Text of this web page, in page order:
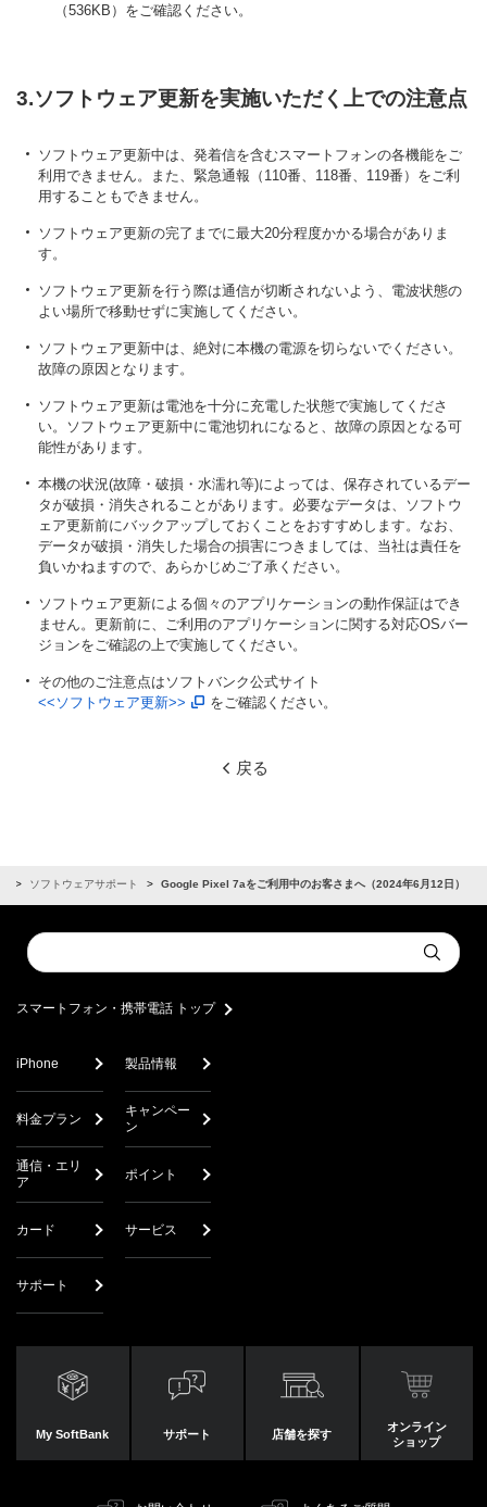
（536KB） をご確認ください。
3.ソフトウェア更新を実施いただく上での注意点
ソフトウェア更新中は、発着信を含むスマートフォンの各機能をご
利用できません。また、緊急通報（110番、118番、119番）をご利
用することもできません。
ソフトウェア更新の完了までに最大20分程度かかる場合がありま
す。
ソフトウェア更新を行う際は通信が切断されないよう、電波状態の
よい場所で移動せずに実施してください。
ソフトウェア更新中は、絶対に本機の電源を切らないでください。
故障の原因となります。
ソフトウェア更新は電池を十分に充電した状態で実施してくださ
い。ソフトウェア更新中に電池切れになると、故障の原因となる可
能性があります。
本機の状況(故障・破損・水濡れ等)によっては、保存されているデー
タが破損・消失されることがあります。必要なデータは、ソフトウ
ェア更新前にバックアップしておくことをおすすめします。なお、
データが破損・消失した場合の損害につきましては、当社は責任を
負いかねますので、あらかじめご了承ください。
ソフトウェア更新による個々のアプリケーションの動作保証はでき
ません。更新前に、ご利用のアプリケーションに関する対応OSバー
ジョンをご確認の上で実施してください。
その他のご注意点はソフトバンク公式サイト
<<ソフトウェア更新>>
をご確認ください。
戻る
ソフトウェアサポート Google Pixel 7aをご利用中のお客さまへ（2024年6月12日）
Conduct
a
Submit
スマートフォン・携帯電話 トップ
iPhone 製品情報
料金プラン
キャンペー
ン
通信・エリ
ア
ポイント
カード サービス
サポート
My SoftBank サポート 店舗を探す
オンライン
ショップ